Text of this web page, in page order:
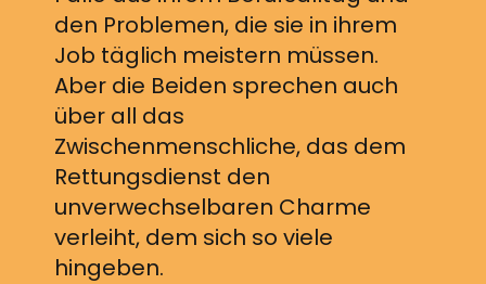
den Problemen, die sie in ihrem
Job täglich meistern müssen.
Aber die Beiden sprechen auch
über all das
Zwischenmenschliche, das dem
Rettungsdienst den
unverwechselbaren Charme
verleiht, dem sich so viele
hingeben.